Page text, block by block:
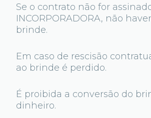
Se o contrato não for
INCORPORADORA, não
brinde.
Em caso de rescisão
ao brinde é perdido.
É proibida a conversão do
dinheiro.